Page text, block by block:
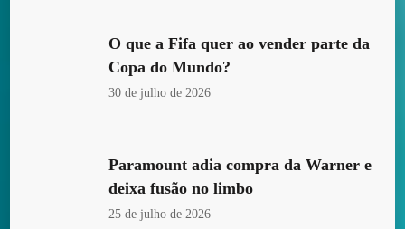
O que a Fifa quer ao vender parte da
Copa do Mundo?
30 de julho de 2026
Paramount adia compra da Warner e
deixa fusão no limbo
25 de julho de 2026